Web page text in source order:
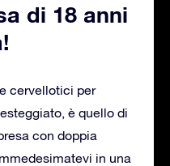
di 18 anni
cervellotici per
è quello di
con doppia
in una